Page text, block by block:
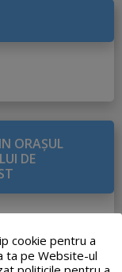
ORAŞUL
DE
cookie pentru a
ta pe Website-ul